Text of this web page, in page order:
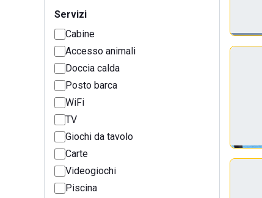
Servizi
Cabine
Accesso animali
Doccia calda
Posto barca
WiFi
TV
Giochi da tavolo
Carte
Videogiochi
Piscina